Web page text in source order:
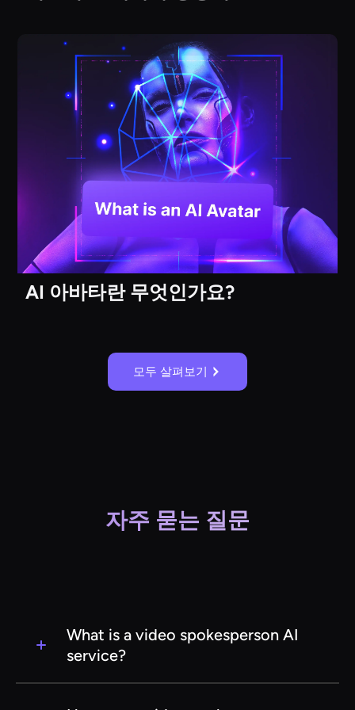
AI 아바타란 무엇인가요?
모두 살펴보기
자주 묻는 질문
What is a video spokesperson AI
service?